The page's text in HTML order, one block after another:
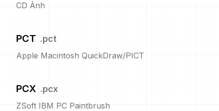
CD Ảnh
PCT .pct
Apple Macintosh QuickDraw/PICT
PCX .pcx
ZSoft IBM PC Paintbrush